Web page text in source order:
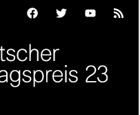
FacebookTwitterYoutubeFeed